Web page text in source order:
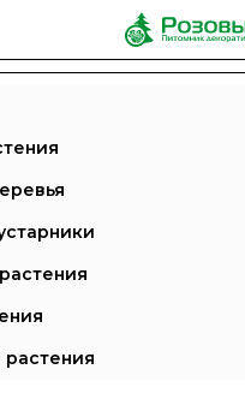
растения